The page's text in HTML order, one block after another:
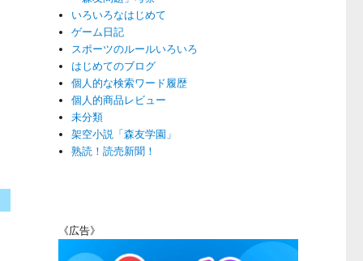
いろいろなはじめて
ゲーム日記
スポーツのルールいろいろ
はじめてのブログ
個人的な検索ワード履歴
個人的商品レビュー
未分類
架空小説「森友学園」
熟読！読売新聞！
《広告》